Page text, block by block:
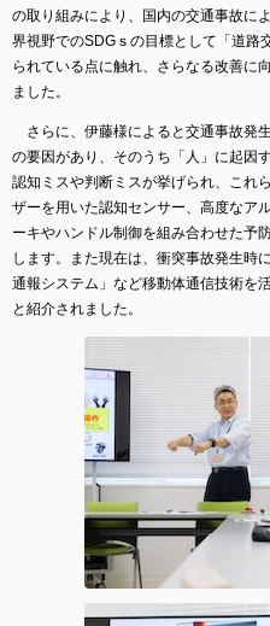
の取り組みにより、国内の交通事故に
界視野でのSDGｓの目標として「道路
られている点に触れ、さらなる改善に
ました。
さらに、伊藤様によると交通事故発
の要因があり、そのうち「人」に起因
認知ミスや判断ミスが挙げられ、これ
ザーを用いた認知センサー、高度なア
ーキやハンドル制御を組み合わせた予
します。また現在は、衝突事故発生時
通報システム」など移動体通信技術を
と紹介されました。